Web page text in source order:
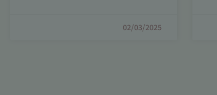
02/03/2025